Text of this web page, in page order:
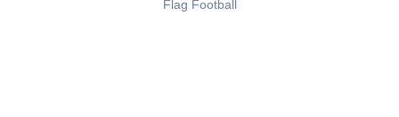
Flag Football